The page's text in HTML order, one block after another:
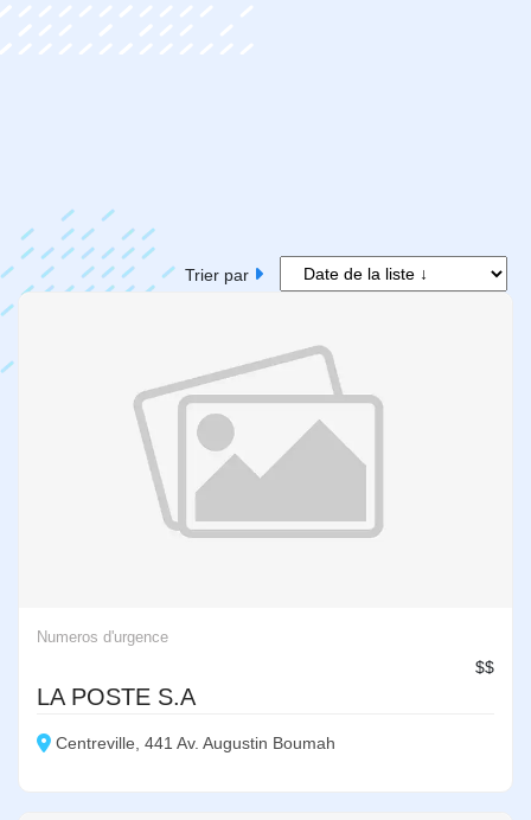
Trier par
Numeros d'urgence
$$
LA POSTE S.A
Centreville, 441 Av. Augustin Boumah